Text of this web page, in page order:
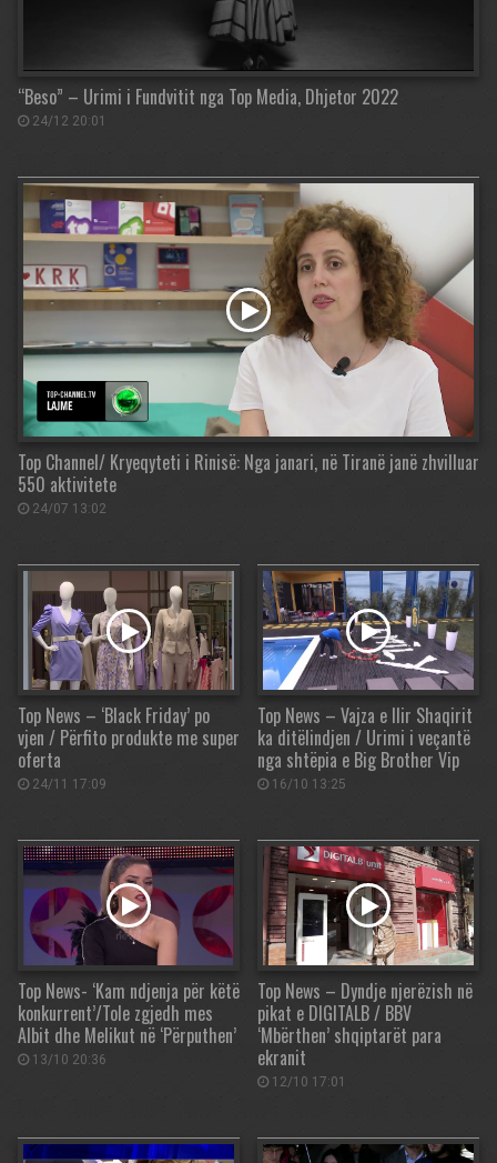
“Beso” – Urimi i Fundvitit nga Top Media, Dhjetor 2022
24/12 20:01
Top Channel/ Kryeqyteti i Rinisë: Nga janari, në Tiranë janë zhvilluar
550 aktivitete
24/07 13:02
Top News – ‘Black Friday’ po
vjen / Përfito produkte me super
oferta
24/11 17:09
Top News – Vajza e Ilir Shaqirit
ka ditëlindjen / Urimi i veçantë
nga shtëpia e Big Brother Vip
16/10 13:25
Top News- ‘Kam ndjenja për këtë
konkurrent’/Tole zgjedh mes
Albit dhe Melikut në ‘Përputhen’
13/10 20:36
Top News – Dyndje njerëzish në
pikat e DIGITALB / BBV
‘Mbërthen’ shqiptarët para
ekranit
12/10 17:01